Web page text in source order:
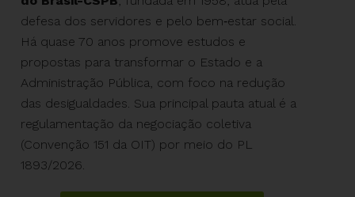
defesa dos servidores e pelo bem‑estar social.
Há quase 70 anos promove estudos e
propostas para transformar o Estado e a
Administração Pública, com foco na redução
das desigualdades. Sua principal pauta atual é a
regulamentação da negociação coletiva
(Convenção 151 da OIT) por meio do PL
1893/2026.